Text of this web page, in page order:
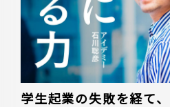
学生起業の失敗を経て、